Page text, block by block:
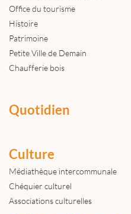
Office du tourisme
Histoire
Patrimoine
Petite Ville de Demain
Chaufferie bois
Quotidien
Culture
Médiathèque intercommunale
Chéquier culturel
Associations culturelles